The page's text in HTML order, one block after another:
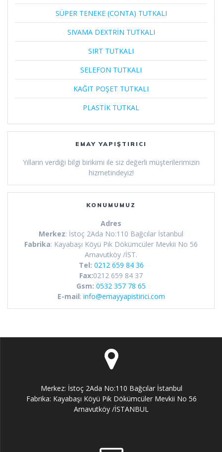
SÜPER TENEKE (CONTA) TUTKALI
SIVAMA DEXTRİN TUTKALI
SIRT TUTKALI
SELEFON TUTKALI
KAĞIT POŞET TUTKALI
PLASTİK TUTKAL
EMAY YAPIŞTIRICI
Yılların verdiği bilgi birikimi ile siz değerli müşterilerimizin
hizmetindeyiz!
KONUMUMUZ
Adres
Merkez: İstoç 2Ada No:110 Bağcılar İstanbul
Fabrika: Kayabaşı Köyü Pik Dökümcüler Mevkii No 56
Arnavutköy /İST.
Tel: 0212 659 84 36
Fax:0212 659 84 37
Gsm: 0532 357 78 65
E-mail: info@emayyapistirici.com
Merkez: İstoç 2Ada No:110 Bağcılar İstanbul
Fabrika: Kayabaşı Köyü Pik Dökümcüler Mevkii No 56
Arnavutköy /İSTANBUL